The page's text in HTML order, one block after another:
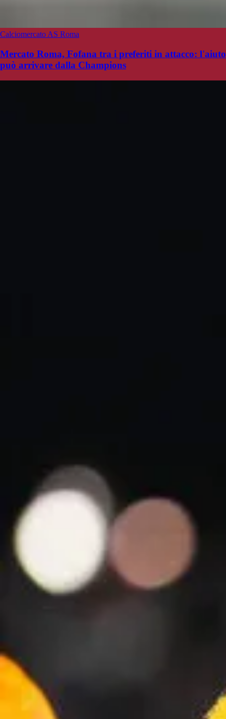
Calciomercato AS Roma
Mercato Roma, Fofana tra i preferiti in attacco: l'aiuto
può arrivare dalla Champions